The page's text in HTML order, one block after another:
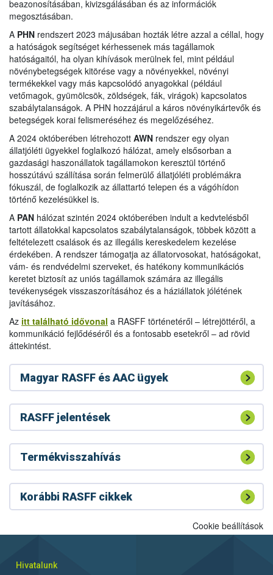
beazonosításában, kivizsgálásában és az információk
megosztásában.
A PHN rendszert 2023 májusában hozták létre azzal a céllal, hogy
a hatóságok segítséget kérhessenek más tagállamok
hatóságaitól, ha olyan kihívások merülnek fel, mint például
növénybetegségek kitörése vagy a növényekkel, növényi
termékekkel vagy más kapcsolódó anyagokkal (például
vetőmagok, gyümölcsök, zöldségek, fák, virágok) kapcsolatos
szabálytalanságok. A PHN hozzájárul a káros növényikártevők és
betegségek korai felismeréséhez és megelőzéséhez.
A 2024 októberében létrehozott AWN rendszer egy olyan
állatjóléti ügyekkel foglalkozó hálózat, amely elsősorban a
gazdasági haszonállatok tagállamokon keresztül történő
hosszútávú szállítása során felmerülő állatjóléti problémákra
fókuszál, de foglalkozik az állattartó telepen és a vágóhídon
történő kezelésükkel is.
A PAN hálózat szintén 2024 októberében indult a kedvtelésből
tartott állatokkal kapcsolatos szabálytalanságok, többek között a
feltételezett csalások és az illegális kereskedelem kezelése
érdekében. A rendszer támogatja az állatorvosokat, hatóságokat,
vám- és rendvédelmi szerveket, és hatékony kommunikációs
keretet biztosít az uniós tagállamok számára az illegális
tevékenységek visszaszorításához és a háziállatok jólétének
javításához.
Az itt található idővonal a RASFF történetéről – létrejöttéről, a
kommunikáció fejlődéséről és a fontosabb esetekről – ad rövid
áttekintést.
Magyar RASFF és AAC ügyek
RASFF jelentések
Termékvisszahívás
Korábbi RASFF cikkek
Cookie beállítások
Hivatalunk